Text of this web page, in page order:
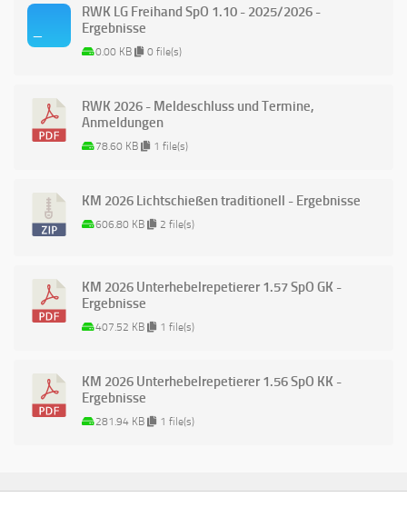
RWK LG Freihand SpO 1.10 - 2025/2026 -
Ergebnisse
0.00 KB 0 file(s)
RWK 2026 - Meldeschluss und Termine,
Anmeldungen
78.60 KB 1 file(s)
KM 2026 Lichtschießen traditionell - Ergebnisse
606.80 KB 2 file(s)
KM 2026 Unterhebelrepetierer 1.57 SpO GK -
Ergebnisse
407.52 KB 1 file(s)
KM 2026 Unterhebelrepetierer 1.56 SpO KK -
Ergebnisse
281.94 KB 1 file(s)